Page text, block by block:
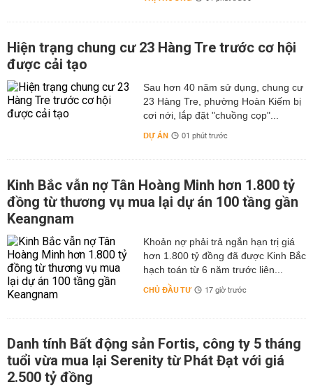
Hiện trạng chung cư 23 Hàng Tre trước cơ hội
được cải tạo
Sau hơn 40 năm sử dụng, chung cư
23 Hàng Tre, phường Hoàn Kiếm bị
cơi nới, lắp đặt "chuồng cọp"...
DỰ ÁN 01 phút trước
Kinh Bắc vẫn nợ Tân Hoàng Minh hơn 1.800 tỷ
đồng từ thương vụ mua lại dự án 100 tầng gần
Keangnam
hơn 1.800 tỷ đồng đã được Kinh Bắc
hạch toán từ 6 năm trước liên...
CHỦ ĐẦU TƯ 17 giờ trước
Danh tính Bất động sản Fortis, công ty 5 tháng
tuổi vừa mua lại Serenity từ Phát Đạt với giá
2.500 tỷ đồng